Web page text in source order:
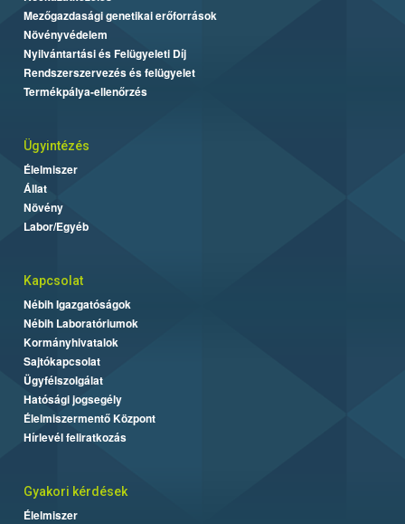
Mezőgazdasági genetikai erőforrások
Növényvédelem
Nyilvántartási és Felügyeleti Díj
Rendszerszervezés és felügyelet
Termékpálya-ellenőrzés
Ügyintézés
Élelmiszer
Állat
Növény
Labor/Egyéb
Kapcsolat
Nébih Igazgatóságok
Nébih Laboratóriumok
Kormányhivatalok
Sajtókapcsolat
Ügyfélszolgálat
Hatósági jogsegély
Élelmiszermentő Központ
Hírlevél feliratkozás
Gyakori kérdések
Élelmiszer